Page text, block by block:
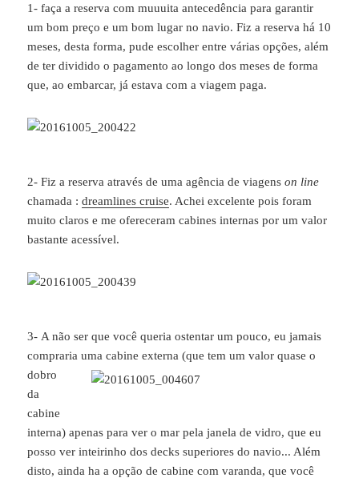
1- faça a reserva com muuuita antecedência para garantir
um bom preço e um bom lugar no navio. Fiz a reserva há 10
meses, desta forma, pude escolher entre várias opções, além
de ter dividido o pagamento ao longo dos meses de forma
que, ao embarcar, já estava com a viagem paga.
2- Fiz a reserva através de uma agência de viagenson line
chamada :dreamlines cruise. Achei excelente pois foram
muito claros e me ofereceram cabines internas por um valor
bastante acessível.
3- A não ser que você queria ostentar um pouco, eu jamais
compraria uma cabine externa (que tem um valor quase o
dobro
da
cabine
interna) apenas para ver o mar pela janela de vidro, que eu
posso ver inteirinho dos decks superiores do navio... Além
disto, ainda ha a opção de cabine com varanda, que você